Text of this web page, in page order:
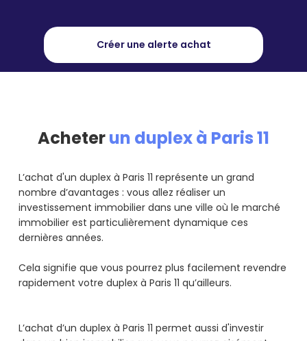
Créer une alerte achat
Acheterun duplex à Paris 11
L’achat d'un duplex à Paris 11 représente un grand
nombre d’avantages : vous allez réaliser un
investissement immobilier dans une ville où le marché
immobilier est particulièrement dynamique ces
dernières années.
Cela signifie que vous pourrez plus facilement revendre
rapidement votre duplex à Paris 11 qu’ailleurs.
L’achat d’un duplex à Paris 11 permet aussi d'investir